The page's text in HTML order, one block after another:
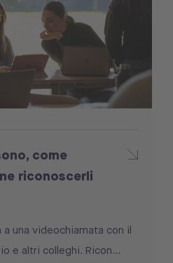
come
riconoscerli
una videochiamata con il
e altri colleghi. Ricon...